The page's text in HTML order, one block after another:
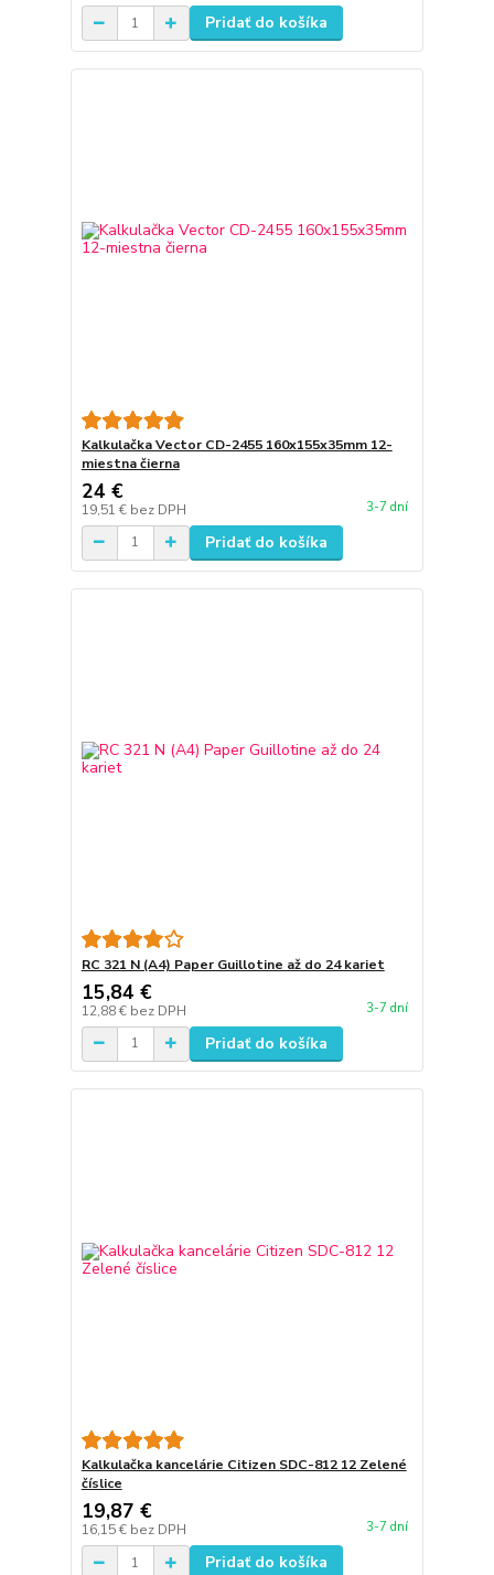
Pridať do košíka
Kalkulačka Vector CD-2455 160x155x35mm 12-
miestna čierna
24 €
19,51 € bez DPH 3-7 dní
Pridať do košíka
RC 321 N (A4) Paper Guillotine až do 24 kariet
15,84 €
12,88 € bez DPH 3-7 dní
Pridať do košíka
Kalkulačka kancelárie Citizen SDC-812 12 Zelené
číslice
19,87 €
16,15 € bez DPH 3-7 dní
Pridať do košíka